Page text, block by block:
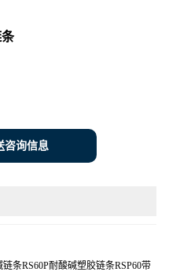
咨询信息
条RS60P耐酸碱塑胶链条RSP60带